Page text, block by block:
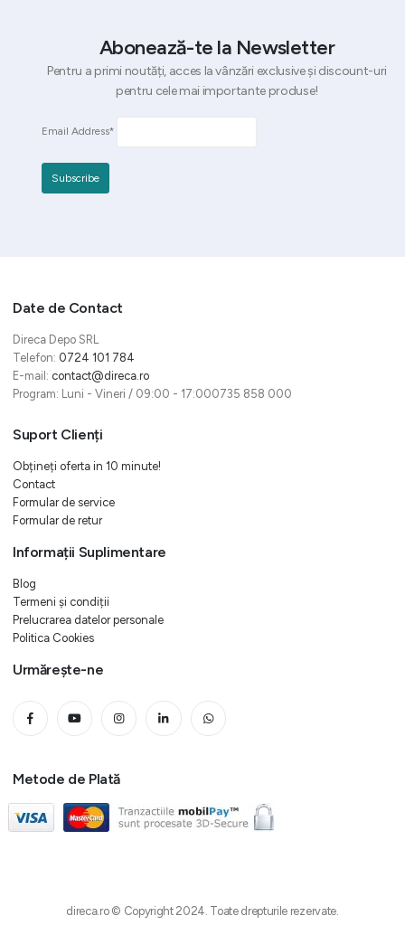
Abonează-te la Newsletter
Pentru a primi noutăți, acces la vânzări exclusive și discount-uri
pentru cele mai importante produse!
Email Address*
Date de Contact
Direca Depo SRL
Telefon: 0724 101 784
E-mail: contact@direca.ro
Program: Luni - Vineri / 09:00 - 17:000735 858 000
Suport Clienți
Obțineți oferta in 10 minute!
Contact
Formular de service
Formular de retur
Informații Suplimentare
Blog
Termeni și condiții
Prelucrarea datelor personale
Politica Cookies
Urmărește-ne
Metode de Plată
direca.ro © Copyright 2024. Toate drepturile rezervate.